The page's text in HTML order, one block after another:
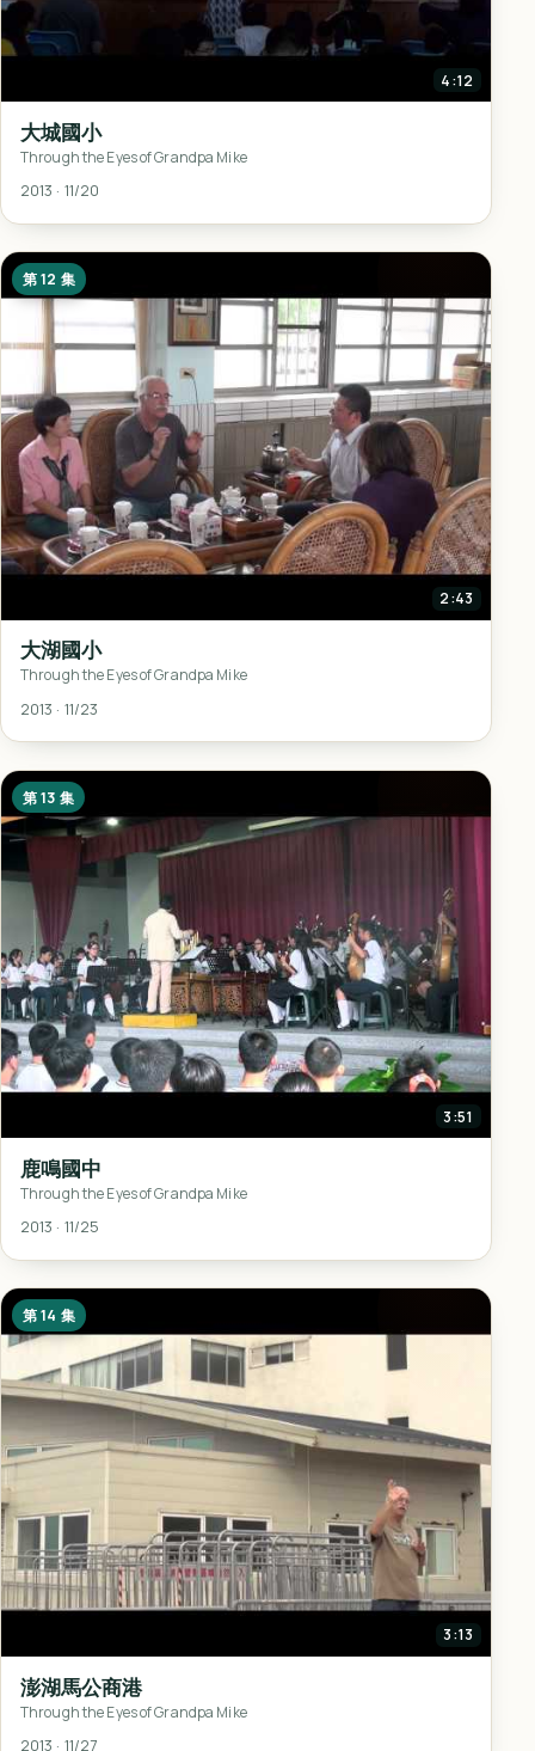
4:12
大城國小
Through the Eyes of Grandpa Mike
2013 · 11/20
第 12 集
2:43
大湖國小
Through the Eyes of Grandpa Mike
2013 · 11/23
第 13 集
3:51
鹿鳴國中
Through the Eyes of Grandpa Mike
2013 · 11/25
第 14 集
3:13
澎湖馬公商港
Through the Eyes of Grandpa Mike
2013 · 11/27